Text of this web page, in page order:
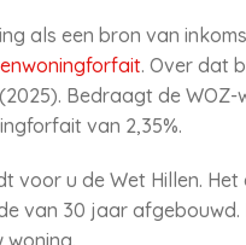
als een bron van
. Over dat
Bedraagt de
van 2,35%.
u de Wet Hillen.
van 30 jaar
woning.